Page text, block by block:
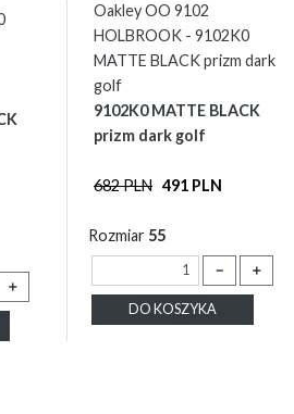
＋
Oakley OO 9102
HOLBROOK - 9102K0
MATTE BLACK prizm dark
golf
9102K0 MATTE BLACK
prizm dark golf
682 PLN 491 PLN
Rozmiar 55
－ ＋
DO KOSZYKA